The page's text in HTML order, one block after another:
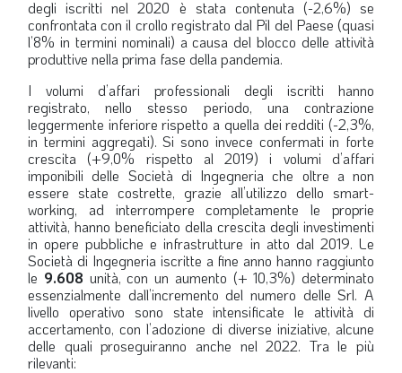
degli iscritti nel 2020 è stata contenuta (-2,6%) se
confrontata con il crollo registrato dal Pil del Paese (quasi
l’8% in termini nominali) a causa del blocco delle attività
produttive nella prima fase della pandemia.
I volumi d’affari professionali degli iscritti hanno
registrato, nello stesso periodo, una contrazione
leggermente inferiore rispetto a quella dei redditi (-2,3%,
in termini aggregati). Si sono invece confermati in forte
crescita (+9,0% rispetto al 2019) i volumi d’affari
imponibili delle Società di Ingegneria che oltre a non
essere state costrette, grazie all’utilizzo dello smart-
working, ad interrompere completamente le proprie
attività, hanno beneficiato della crescita degli investimenti
in opere pubbliche e infrastrutture in atto dal 2019. Le
Società di Ingegneria iscritte a fine anno hanno raggiunto
le 9.608 unità, con un aumento (+ 10,3%) determinato
essenzialmente dall’incremento del numero delle Srl. A
livello operativo sono state intensificate le attività di
accertamento, con l’adozione di diverse iniziative, alcune
delle quali proseguiranno anche nel 2022. Tra le più
rilevanti: